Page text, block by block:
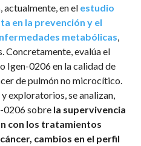
actualmente, en el estudio
en la prevención y el
metabólicas
Concretamente, evalúa el
Igen-0206 en la calidad de
de pulmón no microcítico.
exploratorios, se analizan,
0206 sobre la supervivencia
con los tratamientos
cambios en el perfil